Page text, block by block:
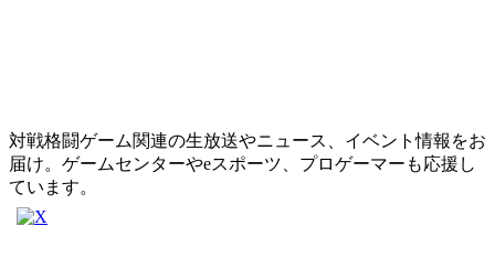
対戦格闘ゲーム関連の生放送やニュース、イベント情報をお
届け。ゲームセンターやeスポーツ、プロゲーマーも応援し
ています。